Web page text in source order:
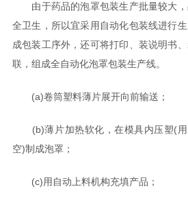
由于药品的泡罩包装生产批量较大，
全卫生，所以宜采用自动化包装线进行
成包装工序外，还可将打印、装说明书
联，组成全自动化泡罩包装生产线。
(a)卷筒塑料薄片展开向前输送；
(b)薄片加热软化，在模具内压塑(用
空)制成泡罩；
(c)用自动上料机构充填产品；